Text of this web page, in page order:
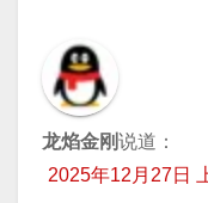
龙焰金刚说道：
2025年12月27日